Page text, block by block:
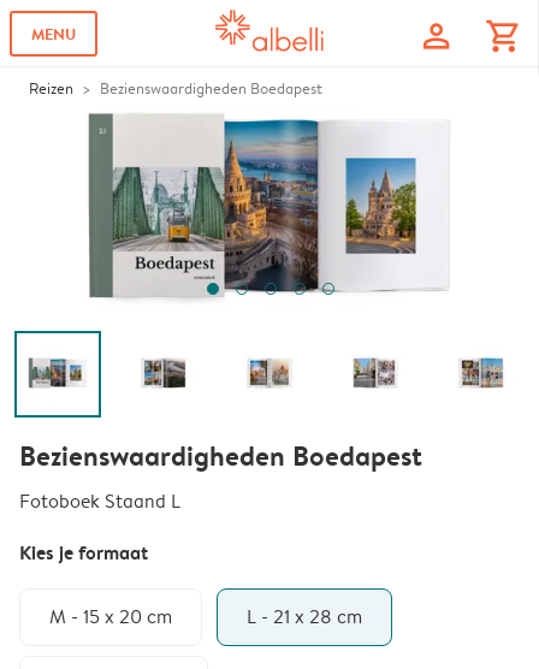
MENU profile shopping_cart
Reizen Bezienswaardigheden Boedapest
Bezienswaardigheden Boedapest
Fotoboek Staand L
Kies je formaat
M - 15 x 20 cm L - 21 x 28 cm